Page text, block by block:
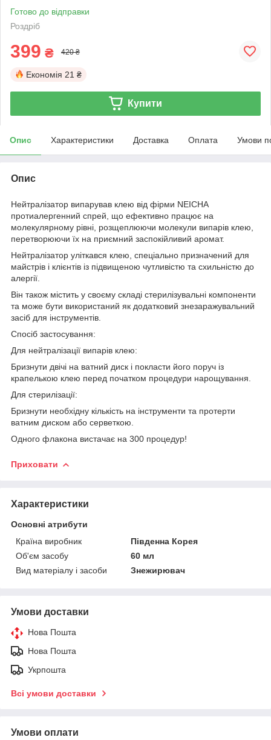
Готово до відправки
Роздріб
399 ₴ 420 ₴
Економія 21 ₴
Купити
Опис Характеристики Доставка Оплата Умови
Опис
Нейтралізатор випарував клею від фірми NEICHA
протиалергенний спрей, що ефективно працює на
молекулярному рівні, розщеплюючи молекули випарів клею,
перетворюючи їх на приємний заспокійливий аромат.
Нейтралізатор уліткався клею, спеціально призначений для
майстрів і клієнтів із підвищеною чутливістю та схильністю до
алергії.
Він також містить у своєму складі стерилізувальні компоненти
та може бути використаний як додатковий знезаражувальний
засіб для інструментів.
Спосіб застосування:
Для нейтралізації випарів клею:
Бризнути двічі на ватний диск і покласти його поруч із
крапелькою клею перед початком процедури нарощування.
Для стерилізації:
Бризнути необхідну кількість на інструменти та протерти
ватним диском або серветкою.
Одного флакона вистачає на 300 процедур!
Приховати
Характеристики
Основні атрибути
Країна виробник
Південна Корея
Об'єм засобу
60 мл
Вид матеріалу і засоби
Знежирювач
Умови доставки
Нова Пошта
Нова Пошта
Укрпошта
Всі умови доставки
Умови оплати